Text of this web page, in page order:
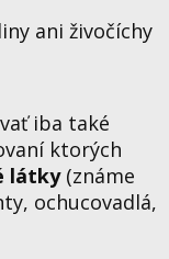
ani živočíchy
iba také
ktorých
látky(známe
ochucovadlá,